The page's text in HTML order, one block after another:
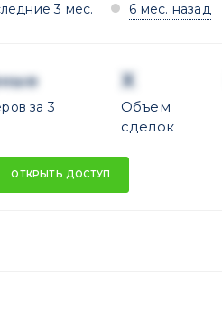
3 мес. 6 мес. назад
за 3
X
Объем
сделок
ОТКРЫТЬ ДОСТУП